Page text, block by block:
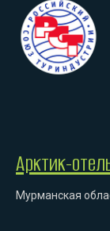
Арктик-
Мурманская